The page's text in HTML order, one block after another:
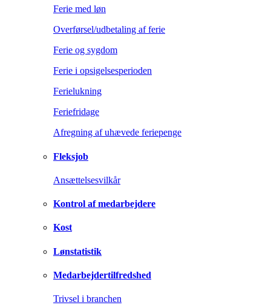
Ferie med løn
Overførsel/udbetaling af ferie
Ferie og sygdom
Ferie i opsigelsesperioden
Ferielukning
Feriefridage
Afregning af uhævede feriepenge
Fleksjob
Ansættelsesvilkår
Kontrol af medarbejdere
Kost
Lønstatistik
Medarbejdertilfredshed
Trivsel i branchen